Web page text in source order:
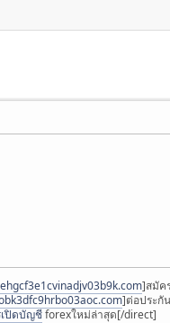
]สมัค
]ต่อประกั
เปิดบัญชีforexใหม่ล่าสุด[/direct]